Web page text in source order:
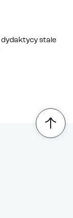
dydaktycy stale